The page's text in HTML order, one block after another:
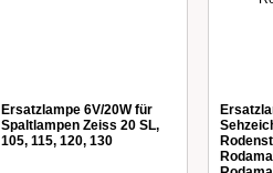
Ersatzlampe 6V/20W für
Spaltlampen Zeiss 20 SL,
105, 115, 120, 130